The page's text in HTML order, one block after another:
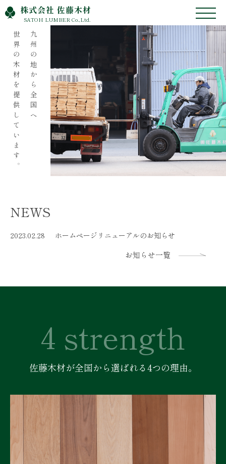
株式会社 佐藤木材
SATOH LUMBER Co.,Ltd.
九州の地から全国へ
世界の木材を提供しています。
NEWS
2023.02.28 ホームページリニューアルのお知らせ
お知らせ一覧
4 strength
佐藤木材が全国から選ばれる4つの理由。